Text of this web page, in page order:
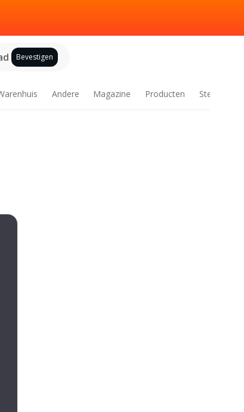
Bevestigen
Andere Magazine Producten Steden